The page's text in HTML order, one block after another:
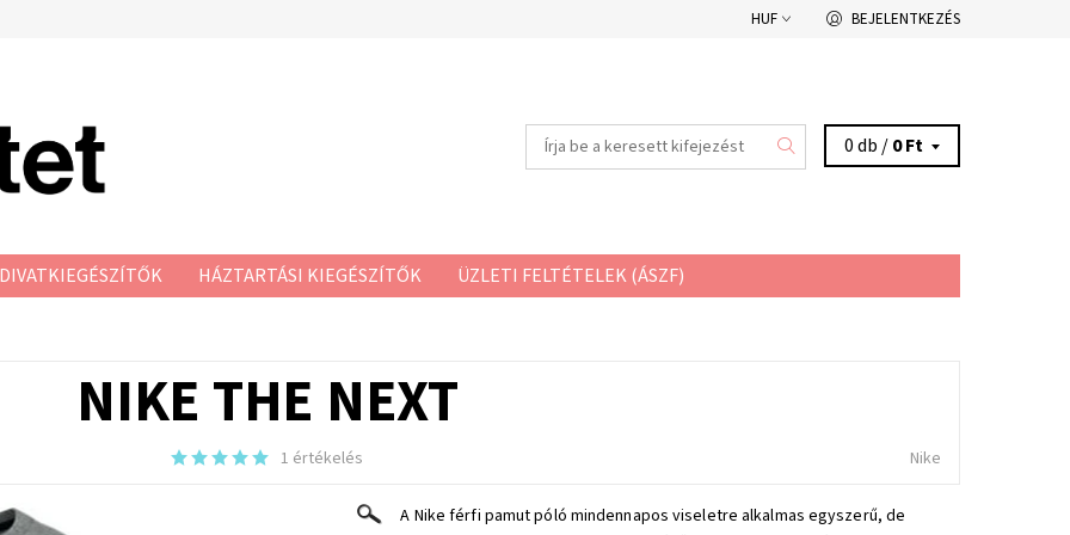
HUF BEJELENTKEZÉS
0 db /0 Ft
DIVATKIEGÉSZÍTŐK HÁZTARTÁSI KIEGÉSZÍTŐK
ÜZLETI FELTÉTELEK (ÁSZF)
NIKE THE NEXT
1 értékelés Nike
A Nike férfi pamut póló mindennapos viseletre alkalmas egyszerű, de